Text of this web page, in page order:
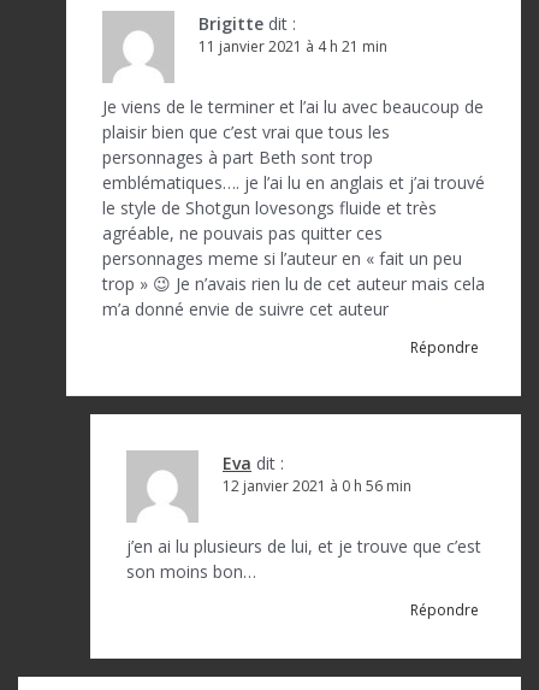
Brigitte dit :
11 janvier 2021 à 4 h 21 min
Je viens de le terminer et l’ai lu avec beaucoup de
plaisir bien que c’est vrai que tous les
personnages à part Beth sont trop
emblématiques…. je l’ai lu en anglais et j’ai trouvé
le style de Shotgun lovesongs fluide et très
agréable, ne pouvais pas quitter ces
personnages meme si l’auteur en « fait un peu
trop » 😉 Je n’avais rien lu de cet auteur mais cela
m’a donné envie de suivre cet auteur
Répondre
Eva dit :
12 janvier 2021 à 0 h 56 min
j’en ai lu plusieurs de lui, et je trouve que c’est
son moins bon…
Répondre